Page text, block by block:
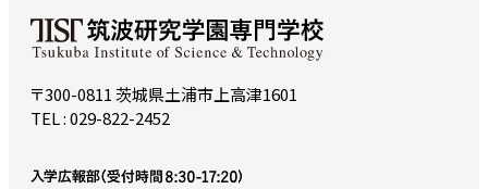
〒300-0811 茨城県土浦市上高津1601
TEL : 029-822-2452